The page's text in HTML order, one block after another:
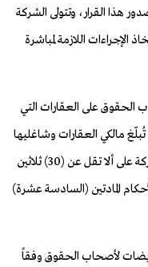
، وتتولى الشركة
الإجراءات اللازمةلمباشرة
الحقوق على العقارات التي
مالكي العقارات وشاغليها
على ألا
تقل عن (30) ثلاثين
المادتين (السادسة عشرة)
لأصحاب الحقوق وفقاً